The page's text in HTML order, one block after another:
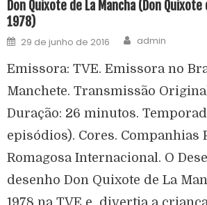
Don Quixote de La Mancha (Don
1978)
29 de junho de 2016 admin
Emissora: TVE. Emissora no
Manchete. Transmissão
Duração: 26 minutos.
episódios). Cores. Companhias
Romagosa Internacional. O
desenho Don Quixote de La
1978 na TVE e divertia a